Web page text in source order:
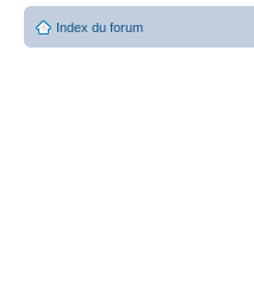
Index du forum